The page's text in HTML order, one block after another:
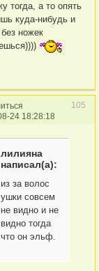
тогда, а то опять
куда-нибудь и
ножек
105
24 18:28:18
лилияна
написал(а):
из за волос
ушки совсем
не видно и не
видно тогда
что он эльф.